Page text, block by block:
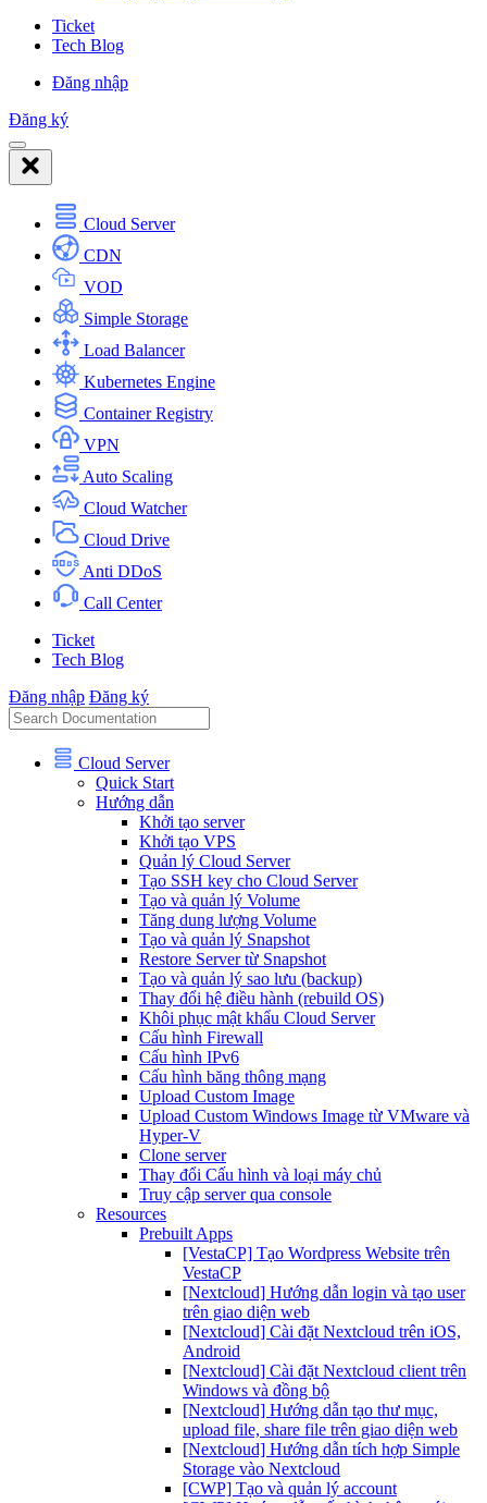
Ticket
Tech Blog
Đăng nhập
Đăng ký
Cloud Server
CDN
VOD
Simple Storage
Load Balancer
Kubernetes Engine
Container Registry
VPN
Auto Scaling
Cloud Watcher
Cloud Drive
Anti DDoS
Call Center
Ticket
Tech Blog
Đăng nhập Đăng ký
Cloud Server
Quick Start
Hướng dẫn
Khởi tạo server
Khởi tạo VPS
Quản lý Cloud Server
Tạo SSH key cho Cloud Server
Tạo và quản lý Volume
Tăng dung lượng Volume
Tạo và quản lý Snapshot
Restore Server từ Snapshot
Tạo và quản lý sao lưu (backup)
Thay đổi hệ điều hành (rebuild OS)
Khôi phục mật khẩu Cloud Server
Cấu hình Firewall
Cấu hình IPv6
Cấu hình băng thông mạng
Upload Custom Image
Upload Custom Windows Image từ VMware và
Hyper-V
Clone server
Thay đổi Cấu hình và loại máy chủ
Truy cập server qua console
Resources
Prebuilt Apps
[VestaCP] Tạo Wordpress Website trên
VestaCP
[Nextcloud] Hướng dẫn login và tạo user
trên giao diện web
[Nextcloud] Cài đặt Nextcloud trên iOS,
Android
[Nextcloud] Cài đặt Nextcloud client trên
Windows và đồng bộ
[Nextcloud] Hướng dẫn tạo thư mục,
upload file, share file trên giao diện web
[Nextcloud] Hướng dẫn tích hợp Simple
Storage vào Nextcloud
[CWP] Tạo và quản lý account